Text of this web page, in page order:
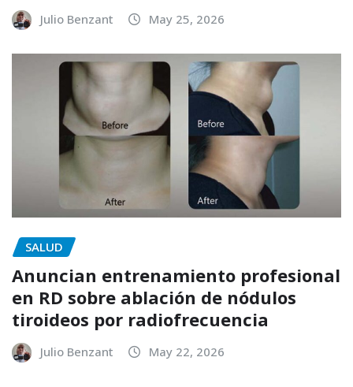
Julio Benzant May 25, 2026
SALUD
Anuncian entrenamiento profesional
en RD sobre ablación de nódulos
tiroideos por radiofrecuencia
Julio Benzant May 22, 2026